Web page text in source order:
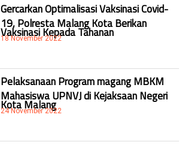
Gercarkan Optimalisasi Vaksinasi Covid-
19, Polresta Malang Kota Berikan
Vaksinasi Kepada Tahanan
18 November 2022
Pelaksanaan Program magang MBKM
Mahasiswa UPNVJ di Kejaksaan Negeri
Kota Malang
24 November 2022